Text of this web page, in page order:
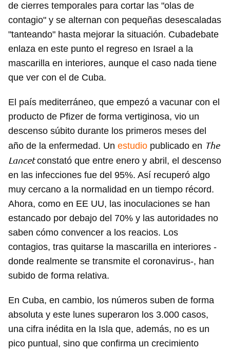
de cierres temporales para cortar las "olas de
contagio" y se alternan con pequeñas desescaladas
"tanteando" hasta mejorar la situación. Cubadebate
enlaza en este punto el regreso en Israel a la
mascarilla en interiores, aunque el caso nada tiene
que ver con el de Cuba.
El país mediterráneo, que empezó a vacunar con el
producto de Pfizer de forma vertiginosa, vio un
descenso súbito durante los primeros meses del
año de la enfermedad. Un estudio publicado en The
Lancetconstató que entre enero y abril, el descenso
en las infecciones fue del 95%. Así recuperó algo
muy cercano a la normalidad en un tiempo récord.
Ahora, como en EE UU, las inoculaciones se han
estancado por debajo del 70% y las autoridades no
saben cómo convencer a los reacios. Los
contagios, tras quitarse la mascarilla en interiores -
donde realmente se transmite el coronavirus-, han
subido de forma relativa.
En Cuba, en cambio, los números suben de forma
absoluta y este lunes superaron los 3.000 casos,
una cifra inédita en la Isla que, además, no es un
pico puntual, sino que confirma un crecimiento